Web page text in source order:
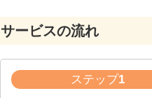
サービスの流れ
ステップ1